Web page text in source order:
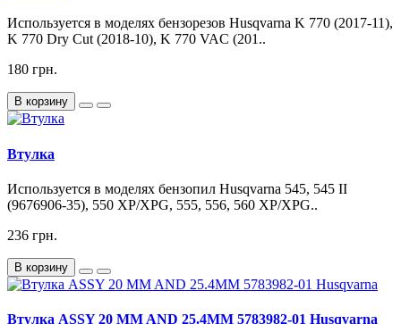
Используется в моделях бензорезов Husqvarna K 770 (2017-11),
K 770 Dry Cut (2018-10), K 770 VAC (201..
180 грн.
В корзину
Втулка
Используется в моделях бензопил Husqvarna 545, 545 II
(9676906-35), 550 XP/XPG, 555, 556, 560 XP/XPG..
236 грн.
В корзину
Втулка ASSY 20 MM AND 25.4MM 5783982-01 Husqvarna